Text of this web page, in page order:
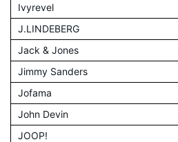
Ivyrevel
J.LINDEBERG
Jack & Jones
Jimmy Sanders
Jofama
John Devin
JOOP!